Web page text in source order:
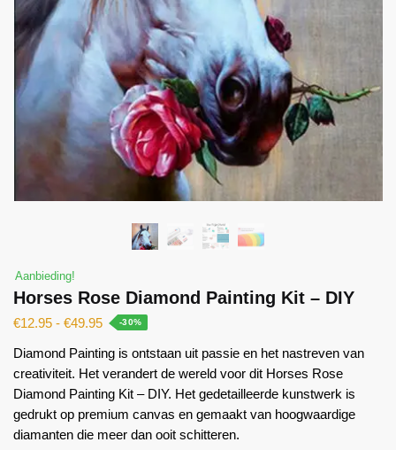
Aanbieding!
Horses Rose Diamond Painting Kit – DIY
€12.95 - €49.95 -30%
Diamond Painting is ontstaan ​​uit passie en het nastreven van
creativiteit. Het verandert de wereld voor dit Horses Rose
Diamond Painting Kit – DIY. Het gedetailleerde kunstwerk is
gedrukt op premium canvas en gemaakt van hoogwaardige
diamanten die meer dan ooit schitteren.